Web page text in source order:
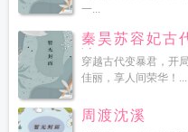
一...
秦昊苏容妃古
读
穿越古代变暴君，开
佳丽，享人间荣华！...
周渡沈溪